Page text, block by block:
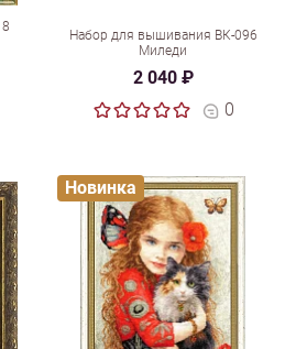
Набор для вышивания ВК-096
Миледи
2 040 ₽
0
Новинка